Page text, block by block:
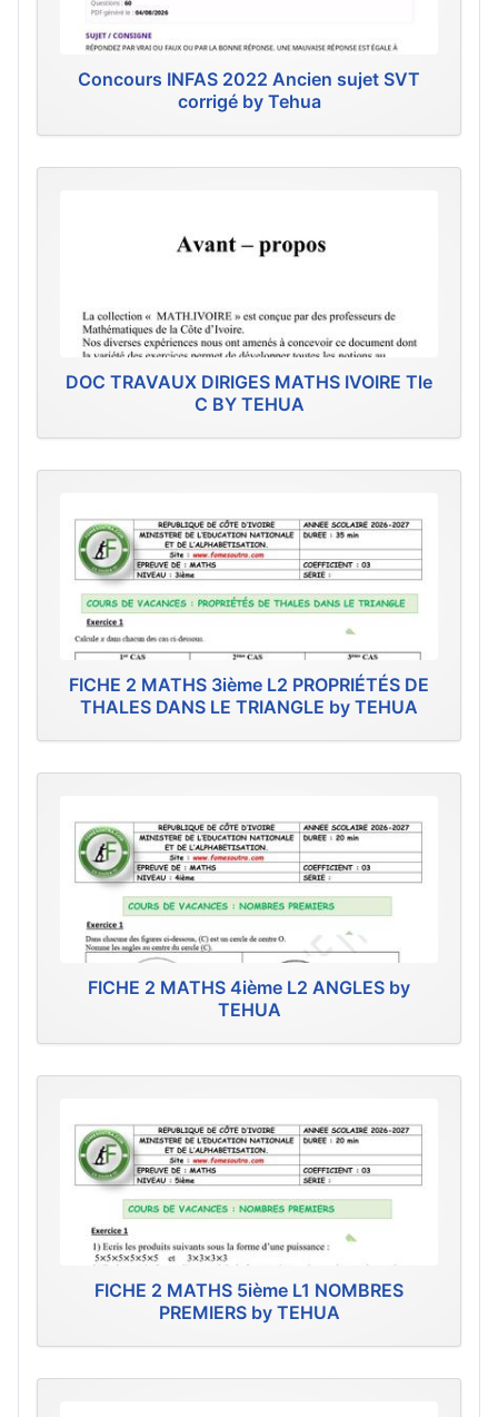
Concours INFAS 2022 Ancien sujet SVT
corrigé by Tehua
DOC TRAVAUX DIRIGES MATHS IVOIRE Tle
C BY TEHUA
FICHE 2 MATHS 3ième L2 PROPRIÉTÉS DE
THALES DANS LE TRIANGLE by TEHUA
FICHE 2 MATHS 4ième L2 ANGLES by
TEHUA
FICHE 2 MATHS 5ième L1 NOMBRES
PREMIERS by TEHUA